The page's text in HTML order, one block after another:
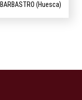
(Huesca)